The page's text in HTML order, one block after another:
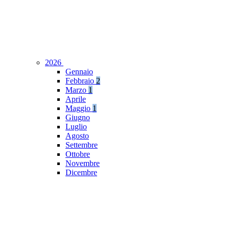
2026
Gennaio
Febbraio 2
Marzo 1
Aprile
Maggio 1
Giugno
Luglio
Agosto
Settembre
Ottobre
Novembre
Dicembre